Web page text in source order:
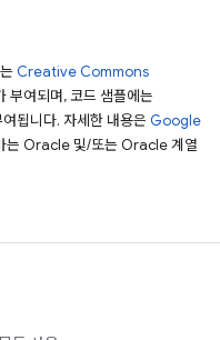
Creative Commons
부여되며, 코드 샘플에는
됩니다. 자세한 내용은 Google
는 Oracle 및/또는 Oracle 계열